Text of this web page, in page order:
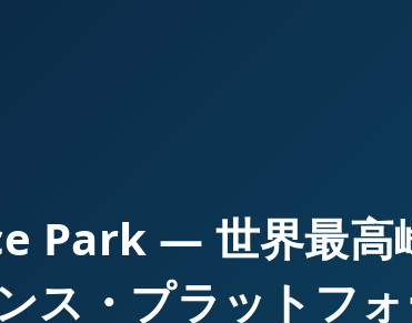
Park — 世界最高
ス・プラットフ